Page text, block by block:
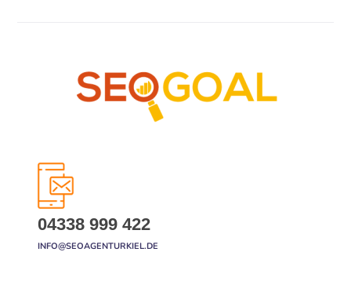
04338 999 422
INFO@SEOAGENTURKIEL.DE